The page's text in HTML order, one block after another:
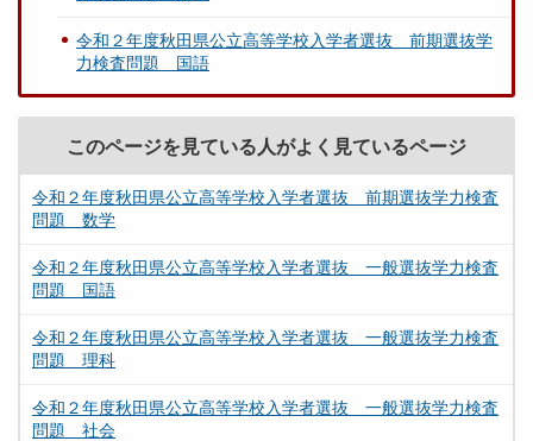
令和２年度秋田県公立高等学校入学者選抜 前期選抜学
力検査問題 国語
このページを見ている人がよく見ているページ
令和２年度秋田県公立高等学校入学者選抜 前期選抜学力検査
問題 数学
令和２年度秋田県公立高等学校入学者選抜 一般選抜学力検査
問題 国語
令和２年度秋田県公立高等学校入学者選抜 一般選抜学力検査
問題 理科
令和２年度秋田県公立高等学校入学者選抜 一般選抜学力検査
問題 社会